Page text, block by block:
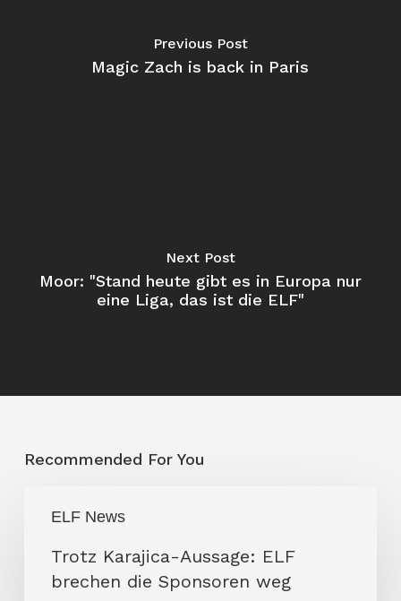
Previous Post
Magic Zach is back in Paris
Next Post
Moor: "Stand heute gibt es in Europa nur
eine Liga, das ist die ELF"
Recommended For You
ELF News
Karajica-
Aussage:
Trotz Karajica-Aussage: ELF
brechen die Sponsoren weg